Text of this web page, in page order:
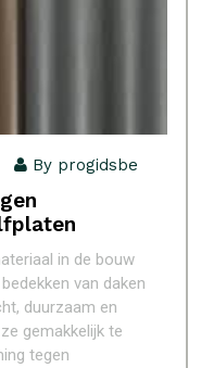
By progidsbe
in de bouw
van daken
duurzaam en
gemakkelijk te
tegen